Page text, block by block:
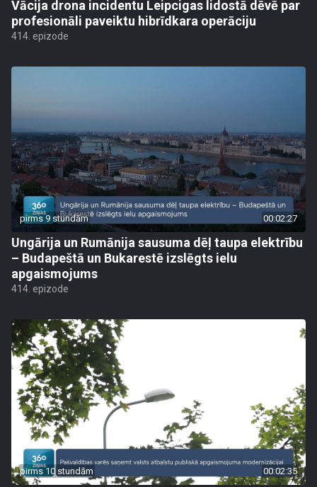
Vācija drona incidentu Leipcigas lidostā dēvē par
profesionāli paveiktu hibrīdkara operāciju
414. epizode
pirms 9 stundām 00:02:27
Ungārija un Rumānija sausuma dēļ taupa elektrību
– Budapeštā un Bukarestē izslēgts ielu
apgaismojums
414. epizode
pirms 10 stundām 00:02:35